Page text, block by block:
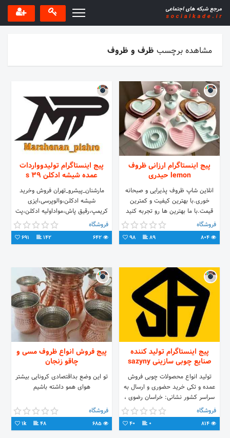
مشاهده برچسب ظرف و ظروف
پیج اینستاگرام ارزانی ظروف
lemon حیدری
انلاین شاپ ظروف پذیرایی و صبحانه
خوری.با بهترین کیفیت و کمترین
قیمت.با ما بهترین ها رو تجربه کنید
چون لایق بهترینها هستیدفروشگاه
89
98
پیج اینستاگرام تولیدوواردات
عمده شیشه ادکلن 39 s
مارشنان_پیشرو_تهران فروش وخرید
شیشه ادکلن،والوپرسی،ایزی
کریمپ،رقیق پاش،مواداولیه ادکلن،پت
جار،درب ادکلن،والف
ادکلن،دستگاه،اسانس ارتباط درواتساپ
👇👇 09123038001 02133682225
فروشگاه
142
691
پیج اینستاگرام تولید کننده
صنایع چوبی سازینی sazyny
تولید انواع محصولات چوبی فروش
عمده و تکی خرید حضوری و ارسال به
سراسر کشور نشانی: خراسان رضوی ،
سبزوار ، خیابان بسیج ، فروشگاه سازینی
امور مشتریان: 05144444411
فروشگاه
0
40
پیج فروش انواع ظروف مسی و
چاقو زنجان
تو این وضع بداقتصادی کرونایی بیشتر
هوای همو داشته باشیم
فروشگاه
48
1k